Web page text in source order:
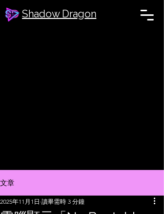
Shadow Dragon
文章
2025年11月1日 讀畢需時 3 分鐘